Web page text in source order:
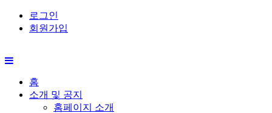
로그인
회원가입
홈
소개 및 공지
홈페이지 소개